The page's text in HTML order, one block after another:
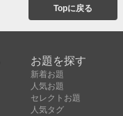
Topに戻る
お題を探す
新着お題
人気お題
セレクトお題
人気タグ